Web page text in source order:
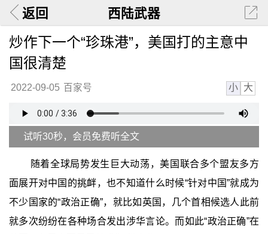
返回 西陆武器
炒作下一个“珍珠港”，美国打的主意中
国很清楚
2022-09-05 百家号 小 大
试听30秒，会员免费听全文
随着全球局势发生巨大动荡，美国联合多个盟友多方
面展开对中国的挑衅，也不知道什么时候“针对中国”就成为
不少国家的“政治正确”，就比如英国，几个首相候选人此前
就多次纷纷在各种场合发出涉华言论。而如此“政治正确”在